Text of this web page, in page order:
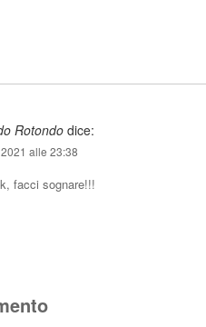
Rotondo dice:
alle 23:38
facci sognare!!!